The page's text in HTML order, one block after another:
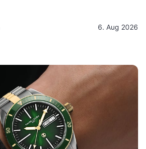
6. Aug 2026